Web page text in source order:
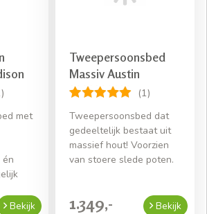
met
Bekijk
Tweepersoonsbed
Massiv Austin
(1)
Tweepersoonsbed dat
gedeeltelijk bestaat uit
massief hout! Voorzien
van stoere slede poten.
1.349,- Bekijk